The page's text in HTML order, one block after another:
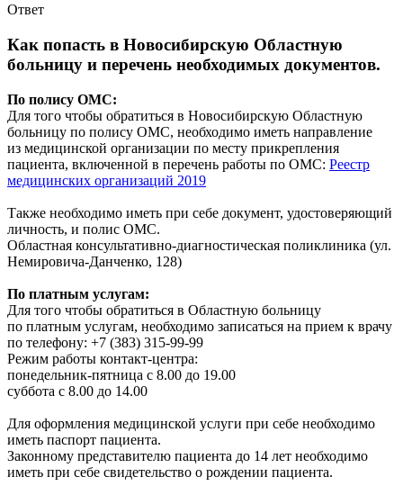
Ответ
Как попасть в Новосибирскую Областную
больницу и перечень необходимых документов.
По полису ОМС:
Для того чтобы обратиться в Новосибирскую Областную
больницу по полису ОМС, необходимо иметь направление
из медицинской организации по месту прикрепления
пациента, включенной в перечень работы по ОМС: Реестр
медицинских организаций 2019
Также необходимо иметь при себе документ, удостоверяющий
личность, и полис ОМС.
Областная консультативно-диагностическая поликлиника (ул.
Немировича-Данченко, 128)
По платным услугам:
Для того чтобы обратиться в Областную больницу
по платным услугам, необходимо записаться на прием к врачу
по телефону: +7 (383) 315-99-99
Режим работы контакт-центра:
понедельник-пятница с 8.00 до 19.00
суббота с 8.00 до 14.00
Для оформления медицинской услуги при себе необходимо
иметь паспорт пациента.
Законному представителю пациента до 14 лет необходимо
иметь при себе свидетельство о рождении пациента.